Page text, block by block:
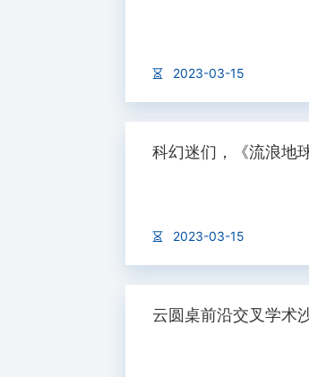
2023-03-15
科幻迷们，《流浪地
2023-03-15
云圆桌前沿交叉学术